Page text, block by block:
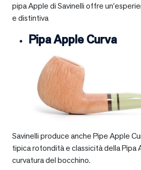
pipa Apple di Savinelli offre
e distintiva
Pipa Apple Curva
Savinelli produce anche Pipe Apple
tipica rotondità e classicità della Pipa
curvatura del bocchino.